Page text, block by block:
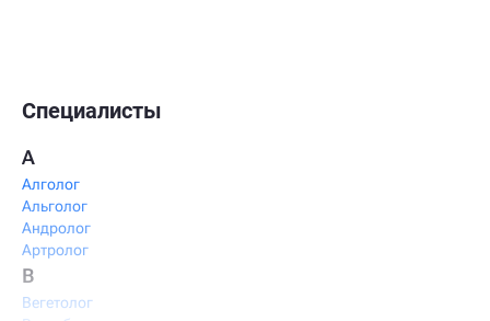
Специалисты
А
Алголог
Альголог
Андролог
Артролог
В
Вегетолог